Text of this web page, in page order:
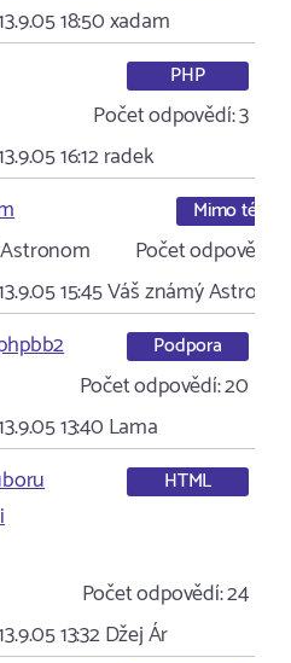
18:50xadam
PHP
Počet odpovědí:3
16:12radek
Mimo téma
Počet odpovědí:
15:45Váš známý
Podpora
Počet odpovědí:20
13:40 Lama
HTML
Počet odpovědí:24
13:32Džej Ár